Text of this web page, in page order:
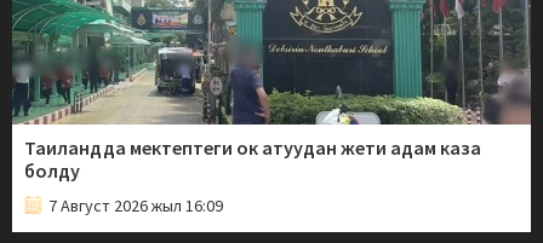
Таиландда мектептеги ок атуудан жети адам каза
болду
7 Август 2026 жыл 16:09